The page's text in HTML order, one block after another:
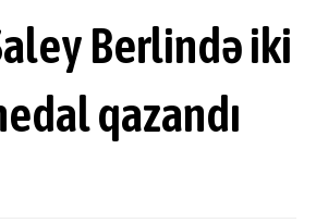
Berlində iki
qazandı